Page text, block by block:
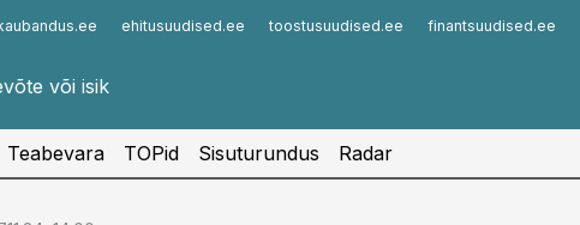
ehitusuudised.ee toostusuudised.ee finantsuudised.ee
Infopank
Teabevara TOPid Sisuturundus Radar